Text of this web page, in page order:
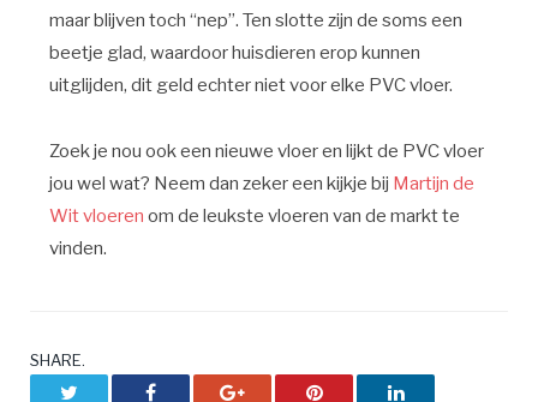
maar blijven toch “nep”. Ten slotte zijn de soms een
beetje glad, waardoor huisdieren erop kunnen
uitglijden, dit geld echter niet voor elke PVC vloer.
Zoek je nou ook een nieuwe vloer en lijkt de PVC vloer
jou wel wat? Neem dan zeker een kijkje bij Martijn de
Wit vloeren om de leukste vloeren van de markt te
vinden.
SHARE.
Facebook Google+ Pinterest LinkedIn